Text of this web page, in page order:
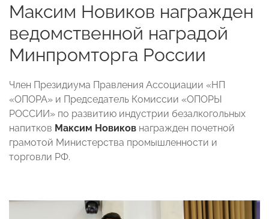
Максим Новиков награжден
ведомственной наградой
Минпромторга России
Член Президиума Правления Ассоциации «НП
«ОПОРА» и Председатель Комиссии «ОПОРЫ
РОССИИ» по развитию индустрии безалкогольных
напитков Максим Новиков награжден почетной
грамотой Министерства промышленности и
торговли РФ.